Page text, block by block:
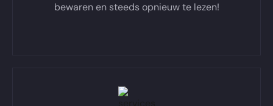
bewaren en steeds opnieuw te lezen!